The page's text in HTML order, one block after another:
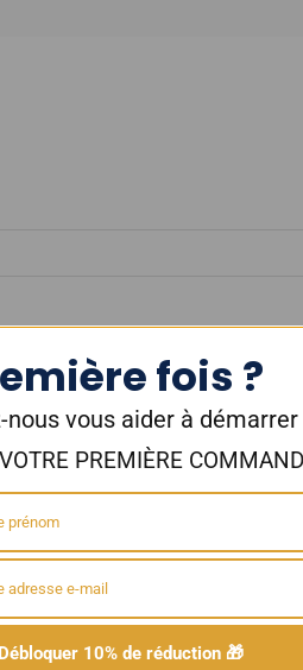
fois ?
nous vous aider à démarrer
PREMIÈRE
10% de réduction 🎁